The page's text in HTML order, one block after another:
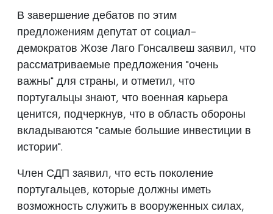
В завершение дебатов по этим
предложениям депутат от социал-
демократов Жозе Лаго Гонсалвеш заявил, что
рассматриваемые предложения "очень
важны" для страны, и отметил, что
португальцы знают, что военная карьера
ценится, подчеркнув, что в область обороны
вкладываются "самые большие инвестиции в
истории".
Член СДП заявил, что есть поколение
португальцев, которые должны иметь
возможность служить в вооруженных силах,